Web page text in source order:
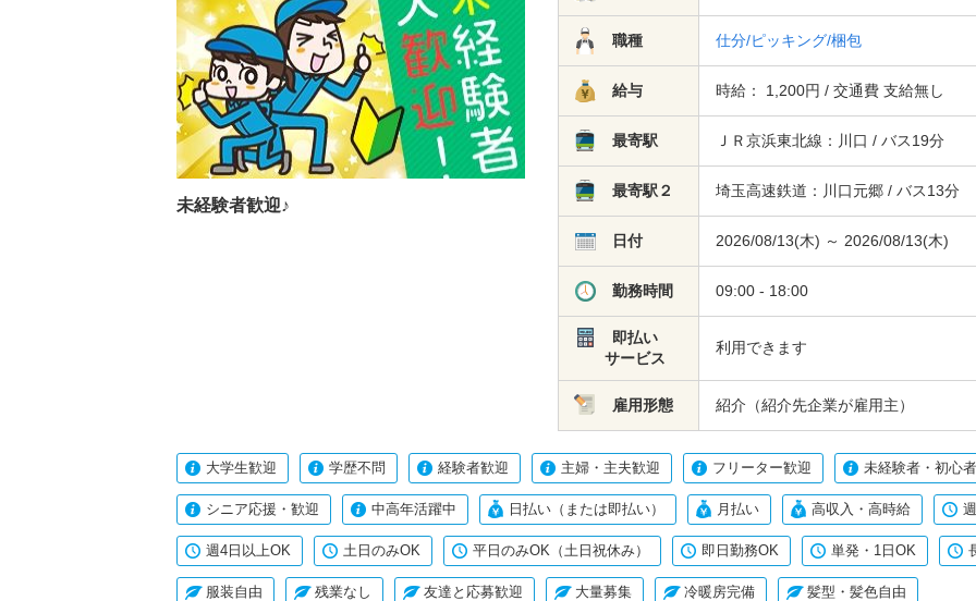
未経験者歓迎♪
職種 仕分/ピッキング/梱包
給与 時給： 1,200円 / 交通費 支給無し
最寄駅 ＪＲ京浜東北線：川口 / バス19分
最寄駅２ 埼玉高速鉄道：川口元郷 / バス13分
日付 2026/08/13(木) ～ 2026/08/13(木)
勤務時間 09:00 - 18:00
即払い
サービス
利用できます
雇用形態 紹介（紹介先企業が雇用主）
大学生歓迎 学歴不問 経験者歓迎 主婦・主夫歓迎 フリーター歓迎 未経験者・初心
シニア応援・歓迎 中高年活躍中 日払い（または即払い） 月払い 高収入・高時給
週4日以上OK 土日のみOK 平日のみOK（土日祝休み） 即日勤務OK 単発・1日OK
服装自由 残業なし 友達と応募歓迎 大量募集 冷暖房完備 髪型・髪色自由